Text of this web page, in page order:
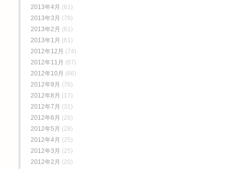
2013年4月 (61)
2013年3月 (78)
2013年2月 (61)
2013年1月 (61)
2012年12月 (74)
2012年11月 (67)
2012年10月 (66)
2012年9月 (76)
2012年8月 (17)
2012年7月 (31)
2012年6月 (26)
2012年5月 (28)
2012年4月 (25)
2012年3月 (25)
2012年2月 (20)